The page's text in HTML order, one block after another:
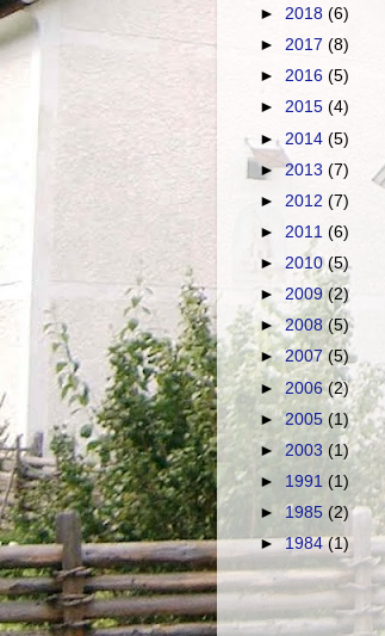
► 2018 (6)
► 2017 (8)
► 2016 (5)
► 2015 (4)
► 2014 (5)
►2013 (7)
► 2012 (7)
► 2011 (6)
► 2010 (5)
► 2009(2)
►2008(5)
►2007(5)
► 2006(2)
►2005 (1)
► 2003 (1)
► 1991 (1)
► 1985 (2)
►1984 (1)